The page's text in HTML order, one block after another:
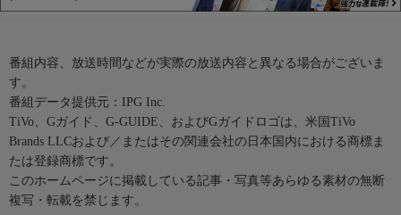
番組内容、放送時間などが実際の放送内容と異なる場合がございま
す。
番組データ提供元：IPG Inc.
TiVo、Gガイド、G-GUIDE、およびGガイドロゴは、米国TiVo
Brands LLCおよび／またはその関連会社の日本国内における商標ま
たは登録商標です。
このホームページに掲載している記事・写真等あらゆる素材の無断
複写・転載を禁じます。